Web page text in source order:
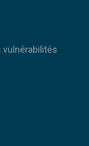
vulnérabilités